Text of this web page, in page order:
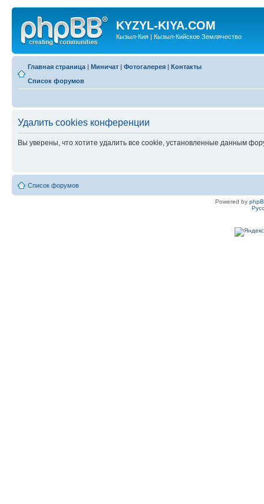
KYZYL-KIYA.COM
Кызыл-Кия | Кызыл-Кийское Землячество
Главная страница | Миничат | Фотогалерея | Контакты
Список форумов
Удалить cookies конференции
Вы уверены, что хотите удалить все cookie, установленные данным
Список форумов
Powered by